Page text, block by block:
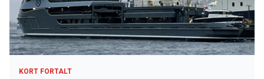
KORT FORTALT